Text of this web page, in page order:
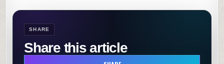
SHARE
Share this article